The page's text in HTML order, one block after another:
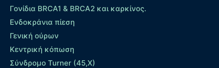
Γονίδια BRCA1 & BRCA2 και καρκίνος.
Ενδοκράνια πίεση
Γενική ούρων
Κεντρική κόπωση
Σύνδρομο Turner (45,X)